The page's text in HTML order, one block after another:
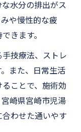
水分の排出がス
や慢性的な疲
きます。
技療法、ストレ
また、日常生活
ことで、施術効
崎県宮崎市児湯
わせた通いやす